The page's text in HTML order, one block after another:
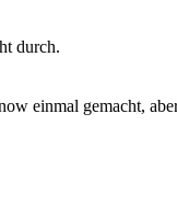
durch.
einmal gemacht,